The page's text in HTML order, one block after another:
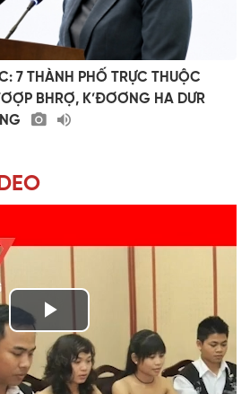
7 THÀNH PHỐ TRỰC THUỘC
BHRỢ, K’ĐƠƠNG HA DƯR
P
l